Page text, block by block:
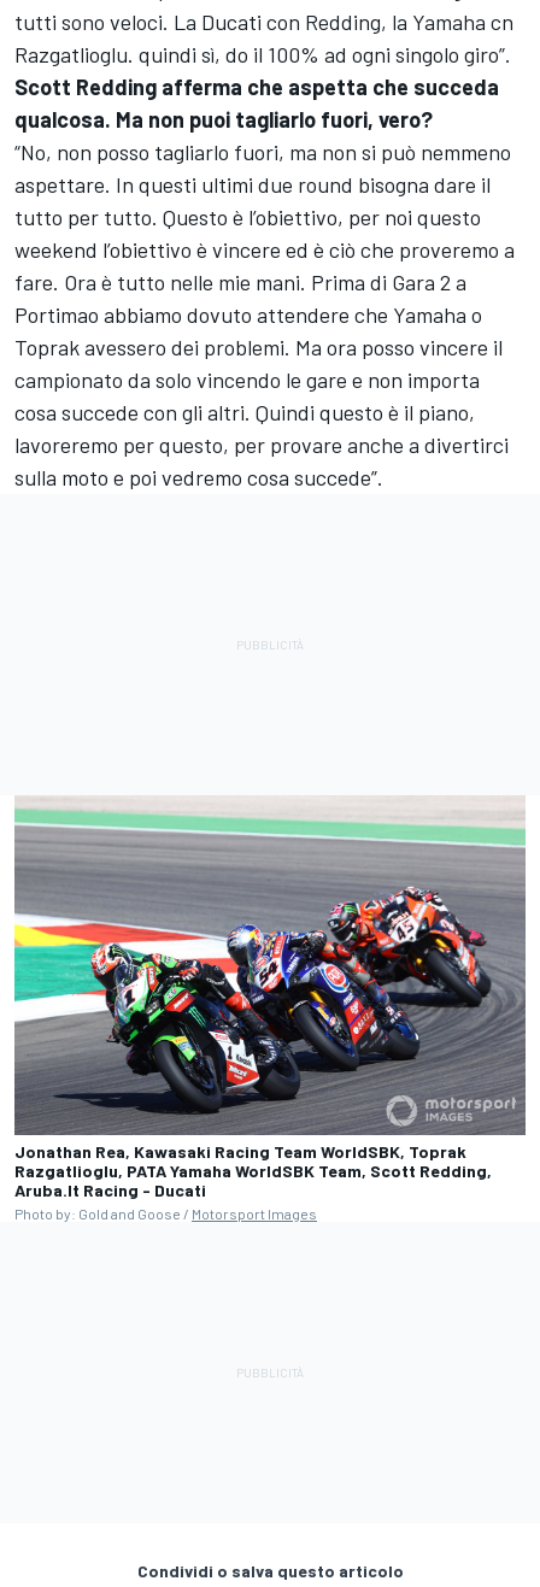
tutti sono veloci. La Ducati con Redding, la Yamaha cn
Razgatlioglu. quindi sì, do il 100% ad ogni singolo giro”.
Scott Redding afferma che aspetta che succeda
qualcosa. Ma non puoi tagliarlo fuori, vero?
“No, non posso tagliarlo fuori, ma non si può nemmeno
aspettare. In questi ultimi due round bisogna dare il
tutto per tutto. Questo è l’obiettivo, per noi questo
weekend l’obiettivo è vincere ed è ciò che proveremo a
fare. Ora è tutto nelle mie mani. Prima di Gara 2 a
Portimao abbiamo dovuto attendere che Yamaha o
Toprak avessero dei problemi. Ma ora posso vincere il
campionato da solo vincendo le gare e non importa
cosa succede con gli altri. Quindi questo è il piano,
lavoreremo per questo, per provare anche a divertirci
sulla moto e poi vedremo cosa succede”.
Jonathan Rea, Kawasaki Racing Team WorldSBK, Toprak
Razgatlioglu, PATA Yamaha WorldSBK Team, Scott Redding,
Aruba.It Racing - Ducati
Photo by: Gold and Goose / Motorsport Images
Condividi o salva questo articolo